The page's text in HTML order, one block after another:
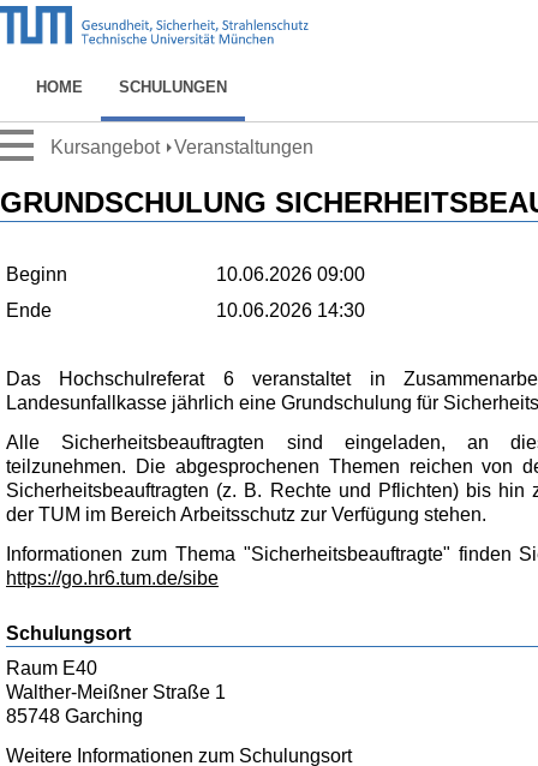
HOME SCHULUNGEN
Kursangebot Veranstaltungen
GRUNDSCHULUNG
Beginn
10.06.2026 09:00
Ende
10.06.2026 14:30
Das Hochschulreferat 6 veranstaltet in
Landesunfallkasse jährlich eine Grundschulung für
Alle Sicherheitsbeauftragten sind eingeladen, an
teilzunehmen. Die abgesprochenen Themen reichen von
Sicherheitsbeauftragten (z. B. Rechte und Pflichten) bis hin
der TUM im Bereich Arbeitsschutz zur Verfügung stehen.
Informationen zum Thema "Sicherheitsbeauftragte" finden
https://go.hr6.tum.de/sibe
Schulungsort
Raum E40
Walther-Meißner Straße 1
85748 Garching
Weitere Informationen zum Schulungsort